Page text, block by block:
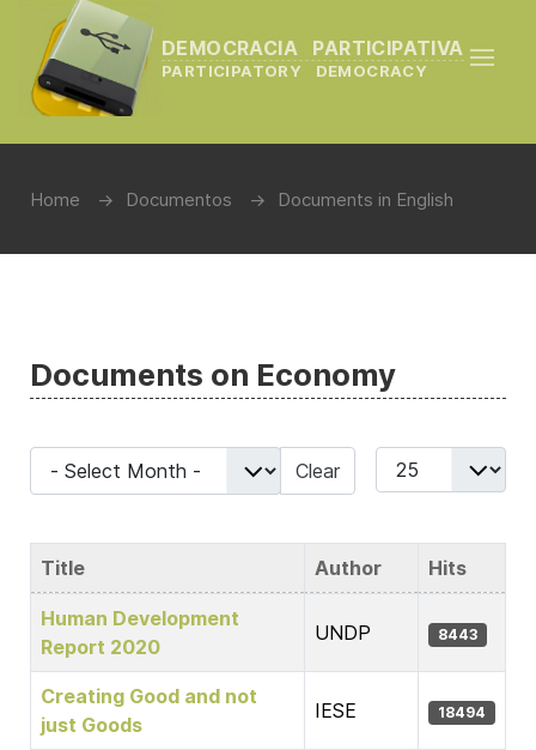
DEMOCRACIA PARTICIPATIVA
PARTICIPATORY DEMOCRACY
Home Documentos Documents in English
Documents on Economy
- Select Month - Clear Display #
Articles
Title Author Hits
Human Development
Report 2020
UNDP 8443
Creating Good and not
just Goods
IESE 18494